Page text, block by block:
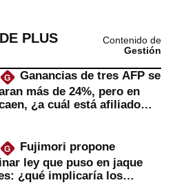
PLUS
Contenido de
Gestión
G
Ganancias de tres AFP se
más de 24%, pero en
¿a cuál está afiliado
G
Fujimori propone
ley que puso en jaque
¿qué implicaría los